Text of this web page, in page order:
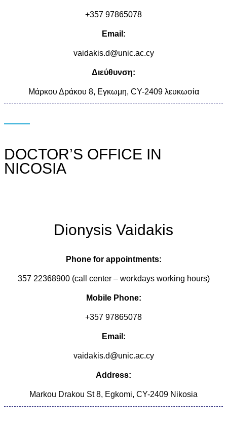
+357 97865078
Email:
vaidakis.d@unic.ac.cy
Διεύθυνση:
Μάρκου Δράκου 8, Εγκωμη, CY-2409 λευκωσία
DOCTOR’S OFFICE IN
NICOSIA
Dionysis Vaidakis
Phone for appointments:
357 22368900 (call center – workdays working hours)
Mobile Phone:
+357 97865078
Email:
vaidakis.d@unic.ac.cy
Address:
Markou Drakou St 8, Egkomi, CY-2409 Nikosia